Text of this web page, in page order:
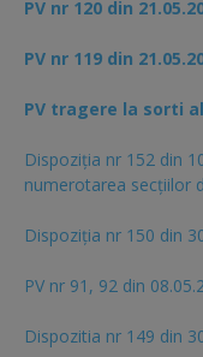
PV nr 120 din
PV nr 119 din
PV tragere la sorti
Dispoziția nr 152 din
numerotarea secțiilor
Dispoziția nr 150 din
PV nr 91, 92 din
Dispozitia nr 149 din